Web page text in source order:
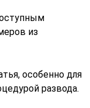
из
особенно для
развода.